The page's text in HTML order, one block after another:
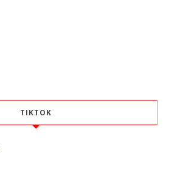
TIKTOK